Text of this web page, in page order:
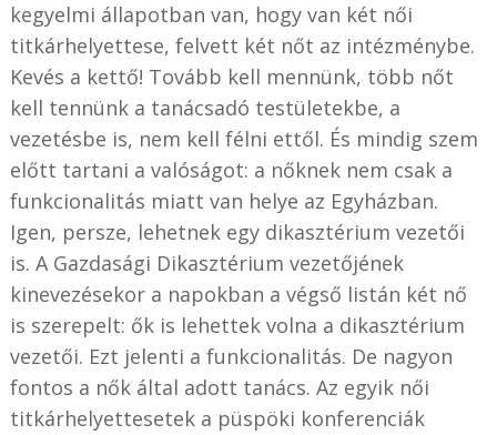
kegyelmi állapotban van, hogy van két női
titkárhelyettese, felvett két nőt az intézménybe.
Kevés a kettő! Tovább kell mennünk, több nőt
kell tennünk a tanácsadó testületekbe, a
vezetésbe is, nem kell félni ettől. És mindig szem
előtt tartani a valóságot: a nőknek nem csak a
funkcionalitás miatt van helye az Egyházban.
Igen, persze, lehetnek egy dikasztérium vezetői
is. A Gazdasági Dikasztérium vezetőjének
kinevezésekor a napokban a végső listán két nő
is szerepelt: ők is lehettek volna a dikasztérium
vezetői. Ezt jelenti a funkcionalitás. De nagyon
fontos a nők által adott tanács. Az egyik női
titkárhelyettesetek a püspöki konferenciák